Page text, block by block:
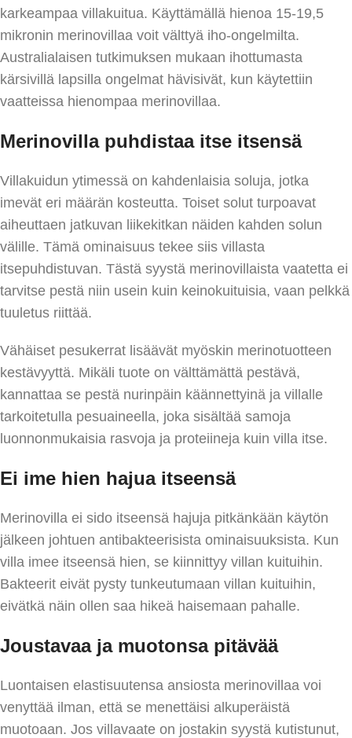
karkeampaa villakuitua. Käyttämällä hienoa 15-19,5
mikronin merinovillaa voit välttyä iho-ongelmilta.
Australialaisen tutkimuksen mukaan ihottumasta
kärsivillä lapsilla ongelmat hävisivät, kun käytettiin
vaatteissa hienompaa merinovillaa.
Merinovilla puhdistaa itse itsensä
Villakuidun ytimessä on kahdenlaisia soluja, jotka
imevät eri määrän kosteutta. Toiset solut turpoavat
aiheuttaen jatkuvan liikekitkan näiden kahden solun
välille. Tämä ominaisuus tekee siis villasta
itsepuhdistuvan. Tästä syystä merinovillaista vaatetta ei
tarvitse pestä niin usein kuin keinokuituisia, vaan pelkkä
tuuletus riittää.
Vähäiset pesukerrat lisäävät myöskin merinotuotteen
kestävyyttä. Mikäli tuote on välttämättä pestävä,
kannattaa se pestä nurinpäin käännettyinä ja villalle
tarkoitetulla pesuaineella, joka sisältää samoja
luonnonmukaisia rasvoja ja proteiineja kuin villa itse.
Ei ime hien hajua itseensä
Merinovilla ei sido itseensä hajuja pitkänkään käytön
jälkeen johtuen antibakteerisista ominaisuuksista. Kun
villa imee itseensä hien, se kiinnittyy villan kuituihin.
Bakteerit eivät pysty tunkeutumaan villan kuituihin,
eivätkä näin ollen saa hikeä haisemaan pahalle.
Joustavaa ja muotonsa pitävää
Luontaisen elastisuutensa ansiosta merinovillaa voi
venyttää ilman, että se menettäisi alkuperäistä
muotoaan. Jos villavaate on jostakin syystä kutistunut,